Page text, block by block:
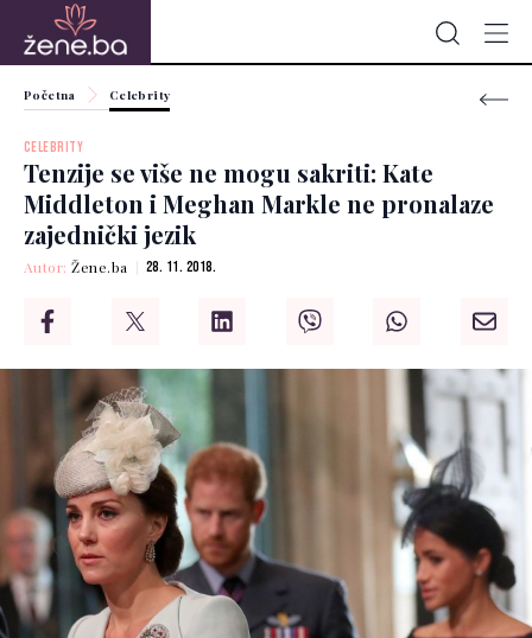
Početna Celebrity
CELEBRITY
Tenzije se više ne mogu sakriti: Kate
Middleton i Meghan Markle ne pronalaze
zajednički jezik
Autor:Žene.ba 28. 11. 2018.